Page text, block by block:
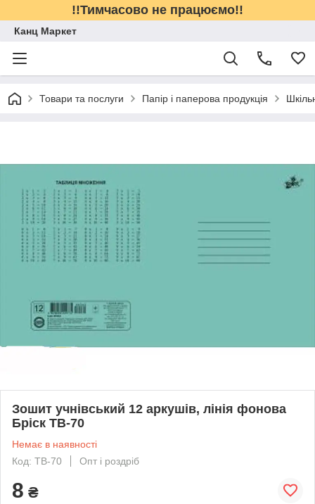
!!Тимчасово не працюємо!!
Канц Маркет
Товари та послуги Папір і паперова продукція
Зошит учнівський 12 аркушів, лінія фонова
Бріск ТВ-70
Немає в наявності
Код: ТВ-70
Опт і роздріб
8 ₴